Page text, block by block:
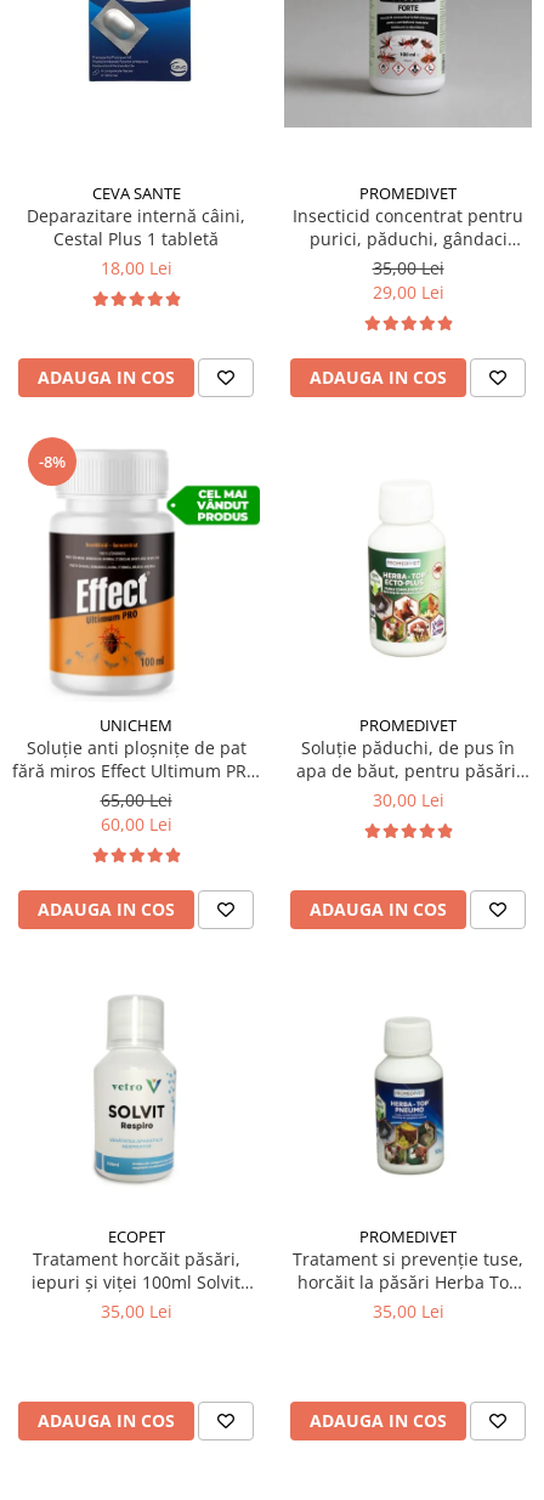
Suplimente și vitamine păsări și
Antidiareice
CEVA SANTE
Deparazitare internă câini,
Cestal Plus 1 tabletă
18,00 Lei
ADAUGA IN COS
PROMEDIVET
Insecticid concentrat pentru
purici, păduchi, gândaci
Ectocid Forte T 100 ml
35,00 Lei
29,00 Lei
ADAUGA IN COS
-8%
UNICHEM
Soluție anti ploșnițe de pat
fără miros Effect Ultimum PRO
100 ml
65,00 Lei
60,00 Lei
ADAUGA IN COS
PROMEDIVET
Soluție păduchi, de pus în
apa de băut, pentru păsări,
Herba Top Ecto Plus 100 ml
30,00 Lei
ADAUGA IN COS
ECOPET
Tratament horcăit păsări,
iepuri și viței 100ml Solvit
Respiro
35,00 Lei
ADAUGA IN COS
PROMEDIVET
Tratament si prevenție tuse,
horcăit la păsări Herba Top
Pneumo 100 ml
35,00 Lei
ADAUGA IN COS